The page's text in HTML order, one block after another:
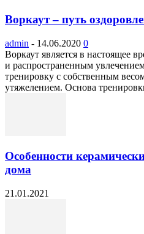
Воркаут – путь
admin - 14.06.2020 0
Воркаут является в настоящее
и распространенным
тренировку с собственным
утяжелением. Основа
Особенности
дома
21.01.2021